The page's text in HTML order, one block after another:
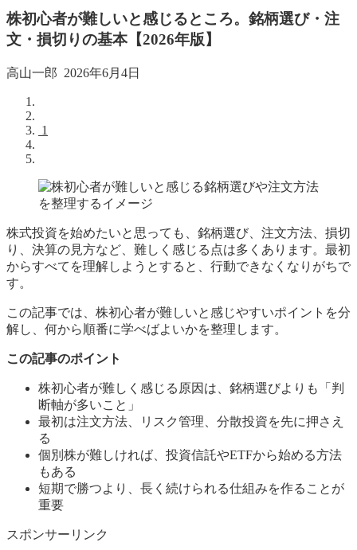
株初心者が難しいと感じるところ。銘柄選び・注
文・損切りの基本【2026年版】
高山一郎 2026年6月4日
1
株式投資を始めたいと思っても、銘柄選び、注文方法、損切
り、決算の見方など、難しく感じる点は多くあります。最初
からすべてを理解しようとすると、行動できなくなりがちで
す。
この記事では、株初心者が難しいと感じやすいポイントを分
解し、何から順番に学べばよいかを整理します。
この記事のポイント
株初心者が難しく感じる原因は、銘柄選びよりも「判
断軸が多いこと」
最初は注文方法、リスク管理、分散投資を先に押さえ
る
個別株が難しければ、投資信託やETFから始める方法
もある
短期で勝つより、長く続けられる仕組みを作ることが
重要
スポンサーリンク